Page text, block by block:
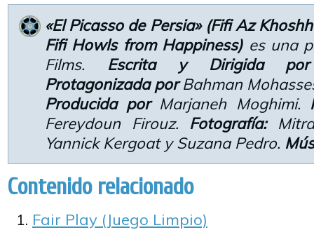
«El Picasso de Persia» (Fifi Az
Fifi Howls from Happiness) es una
Films. Escrita y Dirigida por
Protagonizada porBahman
Producida porMarjaneh Moghimi.
Fereydoun Firouz. Fotografía:
Yannick Kergoat y Suzana Pedro.
Contenido relacionado
Fair Play (Juego Limpio)